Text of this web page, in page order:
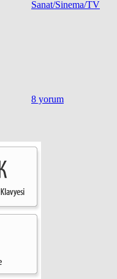
Sanat/Sinema/TV
8 yorum